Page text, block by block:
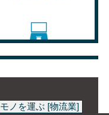
モノを運ぶ [物流業]